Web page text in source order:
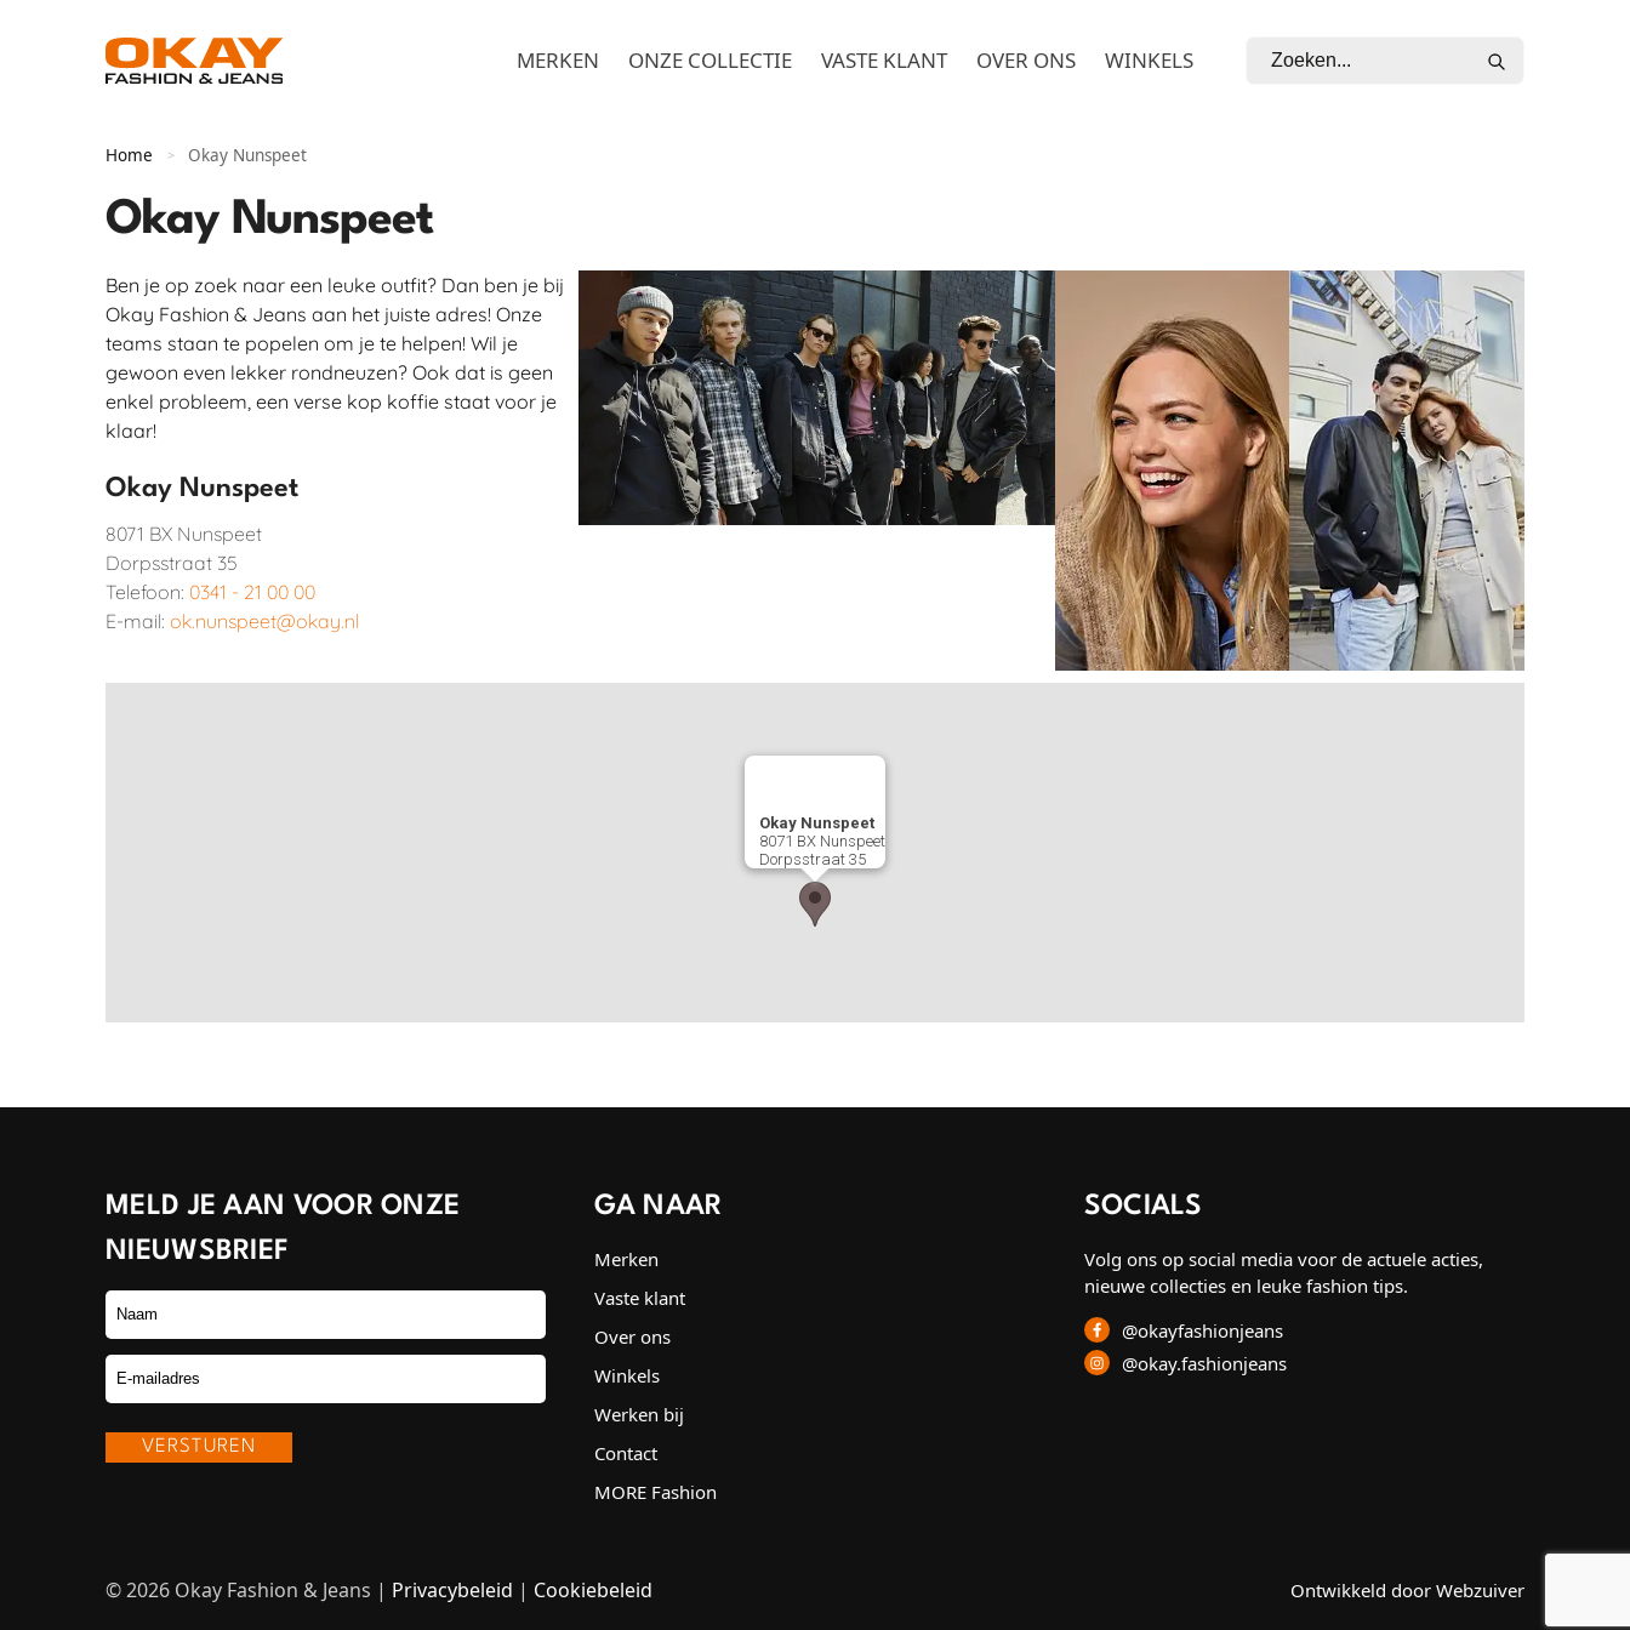
ZOEKEN
MERKEN ONZE COLLECTIE VASTE KLANT OVER ONS WINKELS
Home > Okay Nunspeet
Okay Nunspeet
Ben je op zoek naar een leuke outfit? Dan ben je bij
Okay Fashion & Jeans aan het juiste adres! Onze
teams staan te popelen om je te helpen! Wil je
gewoon even lekker rondneuzen? Ook dat is geen
enkel probleem, een verse kop koffie staat voor je
klaar!
Okay Nunspeet
8071 BX Nunspeet
Dorpsstraat 35
Telefoon: 0341 - 21 00 00
E-mail: ok.nunspeet@okay.nl
Okay Nunspeet
8071 BX Nunspeet
Dorpsstraat 35
MELD JE AAN VOOR ONZE
NIEUWSBRIEF
GA NAAR
Merken
Vaste klant
Over ons
Winkels
Werken bij
Contact
MORE Fashion
SOCIALS
Volg ons op social media voor de actuele acties,
nieuwe collecties en leuke fashion tips.
@okayfashionjeans
@okay.fashionjeans
© 2026 Okay Fashion & Jeans | Privacybeleid | Cookiebeleid Ontwikkeld door Webzuiver